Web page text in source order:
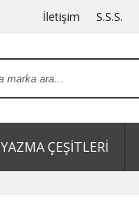
İletişim S.S.S.
YAZMA ÇEŞİTLERİ